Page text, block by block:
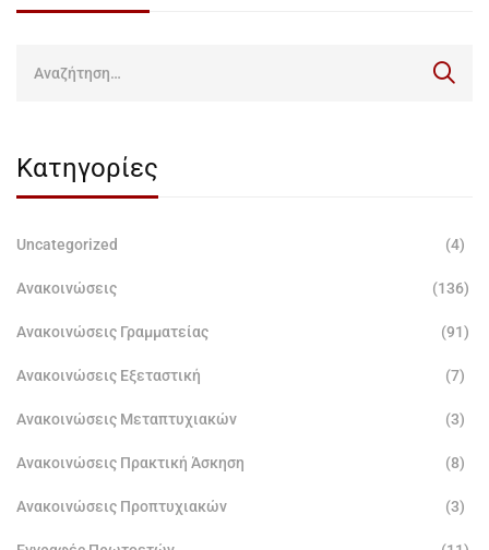
Κατηγορίες
Uncategorized (4)
Ανακοινώσεις (136)
Ανακοινώσεις Γραμματείας (91)
Ανακοινώσεις Εξεταστική (7)
Ανακοινώσεις Μεταπτυχιακών (3)
Ανακοινώσεις Πρακτική Άσκηση (8)
Ανακοινώσεις Προπτυχιακών (3)